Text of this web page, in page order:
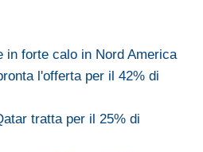
in forte calo in Nord America
l'offerta per il 42% di
tratta per il 25% di